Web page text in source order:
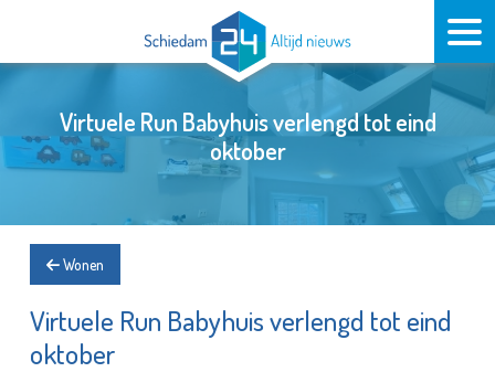
Virtuele Run Babyhuis verlengd tot eind
oktober
Wonen
Virtuele Run Babyhuis verlengd tot eind
oktober